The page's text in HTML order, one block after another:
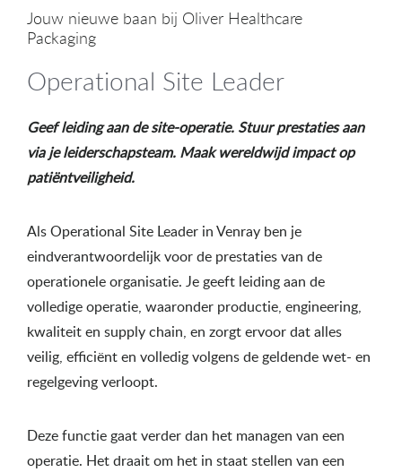
Jouw nieuwe baan bij Oliver Healthcare
Packaging
Operational Site Leader
Geef leiding aan de site-operatie. Stuur prestaties aan
via je leiderschapsteam. Maak wereldwijd impact op
patiëntveiligheid.
Als Operational Site Leader in Venray ben je
eindverantwoordelijk voor de prestaties van de
operationele organisatie. Je geeft leiding aan de
volledige operatie, waaronder productie, engineering,
kwaliteit en supply chain, en zorgt ervoor dat alles
veilig, efficiënt en volledig volgens de geldende wet- en
regelgeving verloopt.
Deze functie gaat verder dan het managen van een
operatie. Het draait om het in staat stellen van een